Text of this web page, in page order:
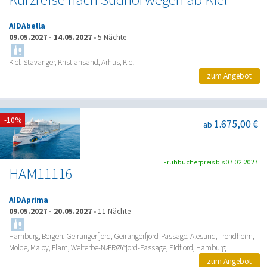
AIDAbella
09.05.2027 - 14.05.2027 •5 Nächte
Kiel, Stavanger, Kristiansand, Arhus, Kiel
zum Angebot
HAM11116
ab 1.675,00 €
AIDAprima
09.05.2027 - 20.05.2027 • 11 Nächte
Hamburg, Bergen, Geirangerfjord, Geirangerfjord-Passage, Alesund, Trondheim,
Molde, Maloy, Flam, Welterbe-NÆRØYfjord-Passage, Eidfjord, Hamburg
-10%
Frühbucherpreis bis 07.02.2027
zum Angebot